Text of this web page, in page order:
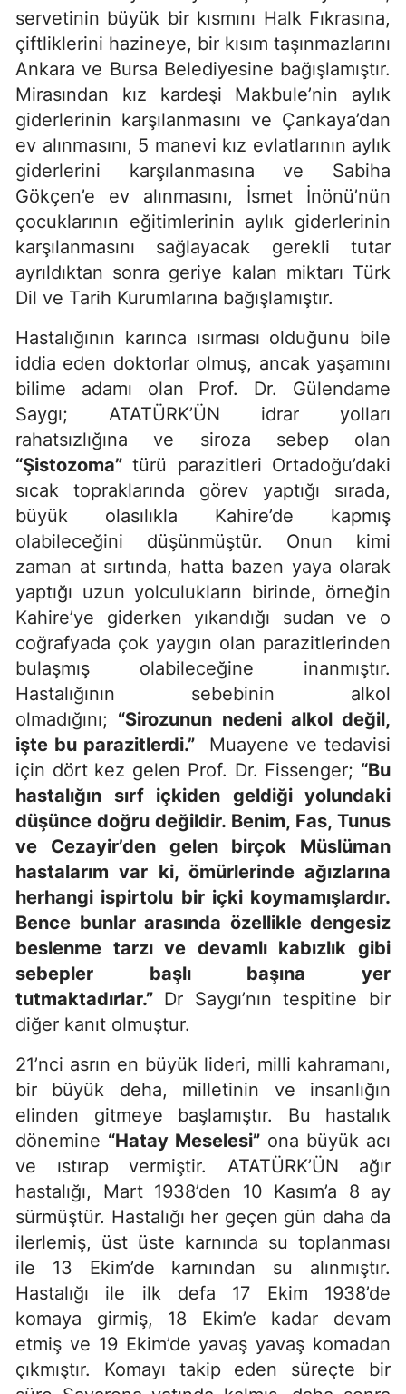
servetinin büyük bir kısmını Halk Fıkrasına,
çiftliklerini hazineye, bir kısım taşınmazlarını
Ankara ve Bursa Belediyesine bağışlamıştır.
Mirasından kız kardeşi Makbule’nin aylık
giderlerinin karşılanmasını ve Çankaya’dan
ev alınmasını, 5 manevi kız evlatlarının aylık
giderlerini karşılanmasına ve Sabiha
Gökçen’e ev alınmasını, İsmet İnönü’nün
çocuklarının eğitimlerinin aylık giderlerinin
karşılanmasını sağlayacak gerekli tutar
ayrıldıktan sonra geriye kalan miktarı Türk
Dil ve Tarih Kurumlarına bağışlamıştır.
Hastalığının karınca ısırması olduğunu bile
iddia eden doktorlar olmuş, ancak yaşamını
bilime adamı olan Prof. Dr. Gülendame
Saygı; ATATÜRK’ÜN idrar yolları
rahatsızlığına ve siroza sebep olan
“Şistozoma” türü parazitleri Ortadoğu’daki
sıcak topraklarında görev yaptığı sırada,
büyük olasılıkla Kahire’de kapmış
olabileceğini düşünmüştür. Onun kimi
zaman at sırtında, hatta bazen yaya olarak
yaptığı uzun yolculukların birinde, örneğin
Kahire’ye giderken yıkandığı sudan ve o
coğrafyada çok yaygın olan parazitlerinden
bulaşmış olabileceğine inanmıştır.
Hastalığının sebebinin alkol
olmadığını; “Sirozunun nedeni alkol değil,
işte bu parazitlerdi.”
Muayene ve tedavisi
için dört kez gelen Prof. Dr. Fissenger; “Bu
hastalığın sırf içkiden geldiği yolundaki
düşünce doğru değildir. Benim, Fas, Tunus
ve Cezayir’den gelen birçok Müslüman
hastalarım var ki, ömürlerinde ağızlarına
herhangi ispirtolu bir içki koymamışlardır.
Bence bunlar arasında özellikle dengesiz
beslenme tarzı ve devamlı kabızlık gibi
sebepler başlı başına yer
tutmaktadırlar.” Dr Saygı’nın tespitine bir
diğer kanıt olmuştur.
21’nci asrın en büyük lideri, milli kahramanı,
bir büyük deha, milletinin ve insanlığın
elinden gitmeye başlamıştır. Bu hastalık
dönemine “Hatay Meselesi” ona büyük acı
ve ıstırap vermiştir. ATATÜRK’ÜN ağır
hastalığı, Mart 1938’den 10 Kasım’a 8 ay
sürmüştür. Hastalığı her geçen gün daha da
ilerlemiş, üst üste karnında su toplanması
ile 13 Ekim’de karnından su alınmıştır.
Hastalığı ile ilk defa 17 Ekim 1938’de
komaya girmiş, 18 Ekim’e kadar devam
etmiş ve 19 Ekim’de yavaş yavaş komadan
çıkmıştır. Komayı takip eden süreçte bir